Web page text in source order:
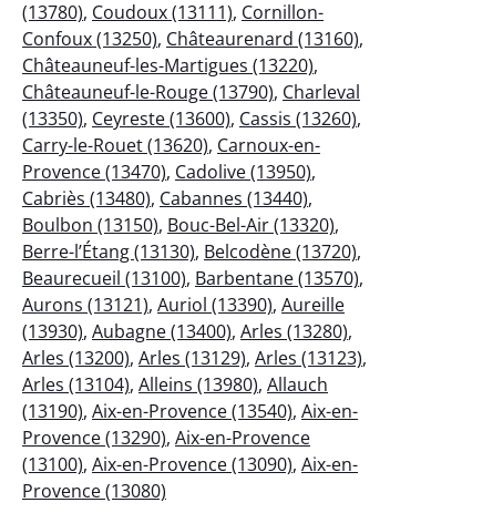
(13780), Coudoux (13111), Cornillon-
Confoux (13250), Châteaurenard (13160),
Châteauneuf-les-Martigues (13220),
Châteauneuf-le-Rouge (13790), Charleval
(13350), Ceyreste (13600), Cassis (13260),
Carry-le-Rouet (13620), Carnoux-en-
Provence (13470), Cadolive (13950),
Cabriès (13480), Cabannes (13440),
Boulbon (13150), Bouc-Bel-Air (13320),
Berre-l’Étang (13130), Belcodène (13720),
Beaurecueil (13100), Barbentane (13570),
Aurons (13121), Auriol (13390), Aureille
(13930), Aubagne (13400), Arles (13280),
Arles (13200), Arles (13129), Arles (13123),
Arles (13104), Alleins (13980), Allauch
(13190), Aix-en-Provence (13540), Aix-en-
Provence (13290), Aix-en-Provence
(13100), Aix-en-Provence (13090), Aix-en-
Provence (13080)